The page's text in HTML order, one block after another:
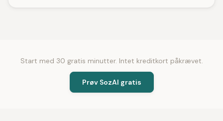
Start med 30 gratis minutter. Intet kreditkort påkrævet.
Prøv SozAI gratis